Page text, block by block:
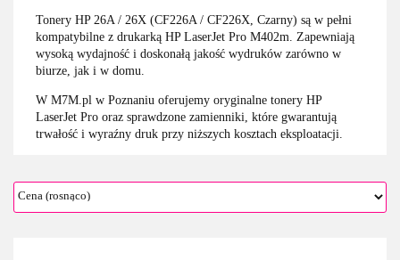
Tonery HP 26A / 26X (CF226A / CF226X, Czarny) są w pełni
kompatybilne z drukarką HP LaserJet Pro M402m. Zapewniają
wysoką wydajność i doskonałą jakość wydruków zarówno w
biurze, jak i w domu.
W M7M.pl w Poznaniu oferujemy oryginalne tonery HP
LaserJet Pro oraz sprawdzone zamienniki, które gwarantują
trwałość i wyraźny druk przy niższych kosztach eksploatacji.